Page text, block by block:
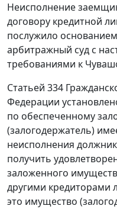
Неисполнение
договору кредитной
послужило
арбитражный суд с
требованиями к
Статьей 334
Федерации
по обеспеченному
(залогодержатель)
неисполнения
получить
заложенного
другими кредиторами
это имущество